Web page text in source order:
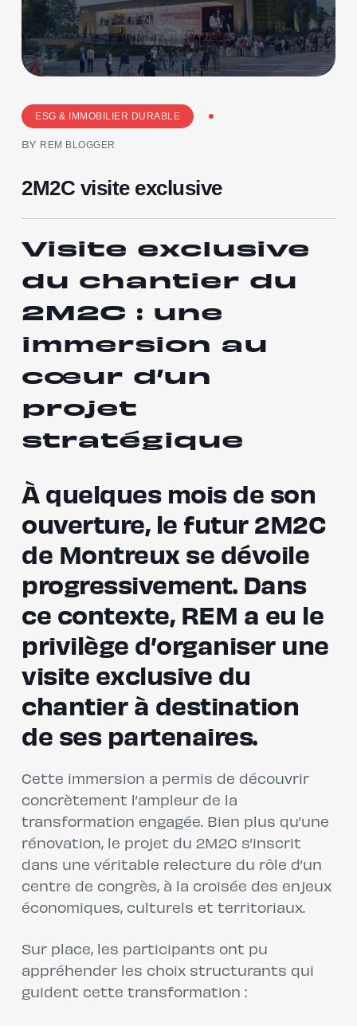
ESG & IMMOBILIER DURABLE
BY REM BLOGGER
2M2C visite exclusive
Visite exclusive
du chantier du
2M2C : une
immersion au
cœur d’un
projet
stratégique
À quelques mois de son
ouverture, le futur 2M2C
de Montreux se dévoile
progressivement. Dans
ce contexte, REM a eu le
privilège d’organiser une
visite exclusive du
chantier à destination
de ses partenaires.
Cette immersion a permis de découvrir
concrètement l’ampleur de la
transformation engagée. Bien plus qu’une
rénovation, le projet du 2M2C s’inscrit
dans une véritable relecture du rôle d’un
centre de congrès, à la croisée des enjeux
économiques, culturels et territoriaux.
Sur place, les participants ont pu
appréhender les choix structurants qui
guident cette transformation :